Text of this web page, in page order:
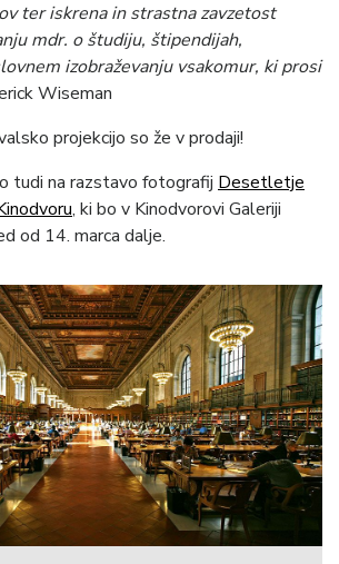
ter iskrena in strastna zavzetost
mdr. o študiju, štipendijah,
izobraževanju vsakomur, ki prosi
Wiseman
projekcijo so že v prodaji!
tudi na razstavo fotografij Desetletje
inodvoru, ki bo v Kinodvorovi Galeriji
od 14. marca dalje.